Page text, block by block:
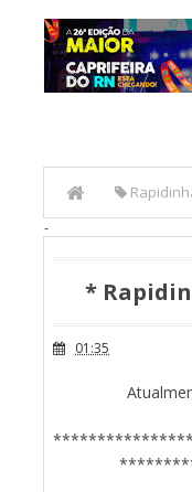
Inoxidável...
-
*
01:35